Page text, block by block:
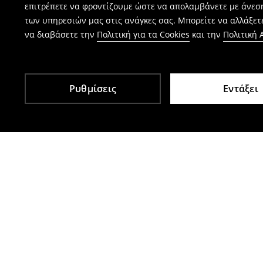
επιτρέπετε να φροντίζουμε ώστε να απολαμβάνετε με
των υπηρεσιών μας στις ανάγκες σας. Μπορείτε να
να διαβάσετε την Πολιτική για τα Cookies και την Πολιτική
Ρυθμίσεις Εντάξει